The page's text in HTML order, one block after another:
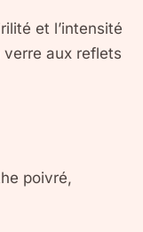
et l’intensité
verre aux reflets
poivré,